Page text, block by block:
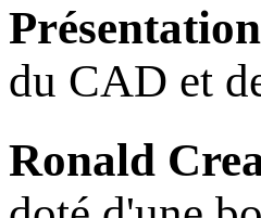
du CAD et
Ronald